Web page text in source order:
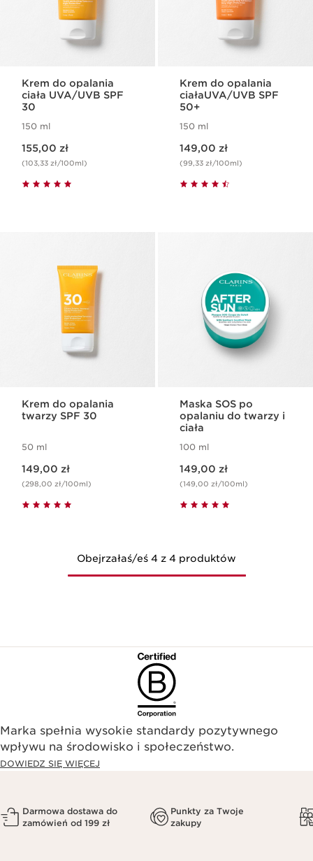
Krem do opalania
ciała UVA/UVB SPF
30
150 ml
155,00 zł
(103,33 zł/100ml)
Krem do opalania
ciałaUVA/UVB SPF
50+
150 ml
149,00 zł
(99,33 zł/100ml)
Krem do opalania
twarzy SPF 30
50 ml
149,00 zł
(298,00 zł/100ml)
Maska SOS po
opalaniu do twarzy i
ciała
100 ml
149,00 zł
(149,00 zł/100ml)
Obejrzałaś/eś 4 z 4 produktów
Marka spełnia wysokie standardy pozytywnego
wpływu na środowisko i społeczeństwo.​
DOWIEDZ SIĘ WIĘCEJ
Darmowa dostawa do
zamówień od 199 zł
Punkty za Twoje
zakupy